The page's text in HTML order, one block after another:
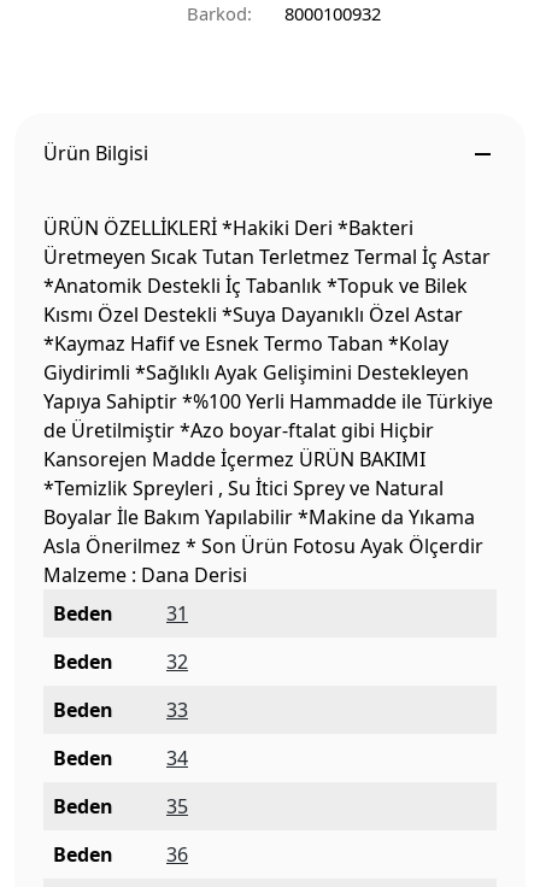
Barkod:
8000100932
Ürün Bilgisi
ÜRÜN ÖZELLİKLERİ *Hakiki Deri *Bakteri
Üretmeyen Sıcak Tutan Terletmez Termal İç Astar
*Anatomik Destekli İç Tabanlık *Topuk ve Bilek
Kısmı Özel Destekli *Suya Dayanıklı Özel Astar
*Kaymaz Hafif ve Esnek Termo Taban *Kolay
Giydirimli *Sağlıklı Ayak Gelişimini Destekleyen
Yapıya Sahiptir *%100 Yerli Hammadde ile Türkiye
de Üretilmiştir *Azo boyar-ftalat gibi Hiçbir
Kansorejen Madde İçermez ÜRÜN BAKIMI
*Temizlik Spreyleri , Su İtici Sprey ve Natural
Boyalar İle Bakım Yapılabilir *Makine da Yıkama
Asla Önerilmez * Son Ürün Fotosu Ayak Ölçerdir
Malzeme : Dana Derisi
Beden
31
Beden
32
Beden
33
Beden
34
Beden
35
Beden
36